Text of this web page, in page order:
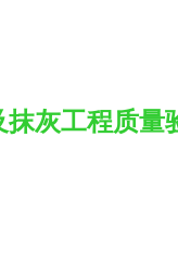
灰工程质量